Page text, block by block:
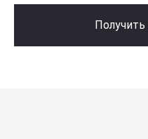
осуществление